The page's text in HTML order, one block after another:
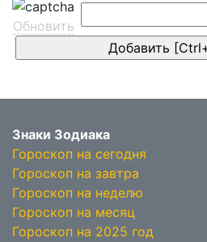
Обновить
Знаки Зодиака
Гороскоп на сегодня
Гороскоп на завтра
Гороскоп на неделю
Гороскоп на месяц
Гороскоп на 2025 год